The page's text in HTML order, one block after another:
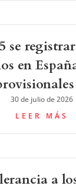
se
en
30 de julio de 2026
LEER MÁS
a